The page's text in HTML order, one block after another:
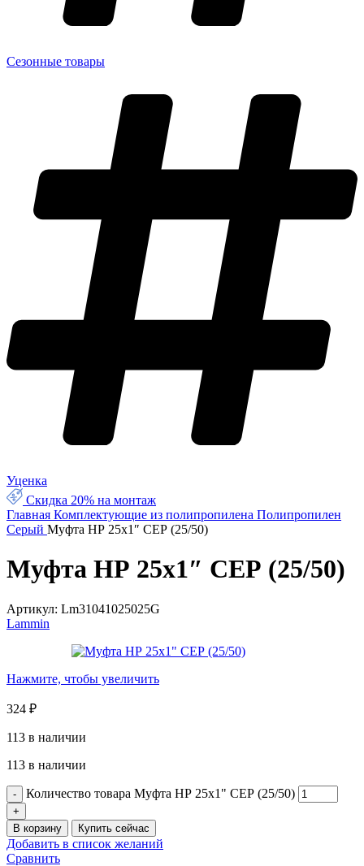
Сезонные товары
Уценка
Скидка 20% на монтаж
Главная Комплектующие из полипропилена Полипропилен
Серый Муфта НР 25х1″ СЕР (25/50)
Муфта НР 25х1″ СЕР (25/50)
Артикул: Lm31041025025G
Lammin
Нажмите, чтобы увеличить
324 ₽
113 в наличии
113 в наличии
Количество товара Муфта НР 25х1" СЕР (25/50)
В корзину Купить сейчас
Добавить в список желаний
Сравнить